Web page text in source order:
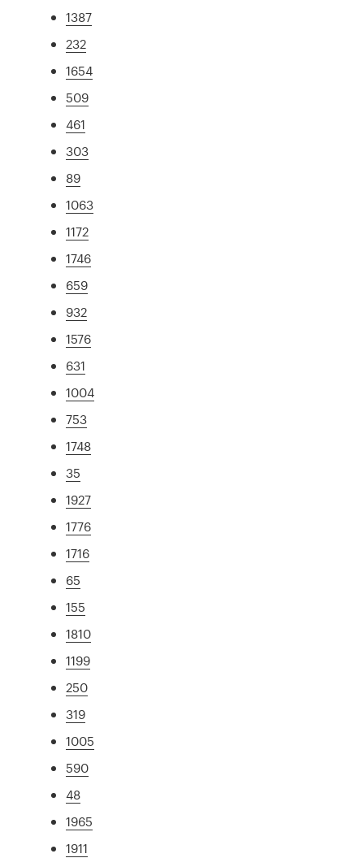
1387
232
1654
509
461
303
89
1063
1172
1746
659
932
1576
631
1004
753
1748
35
1927
1776
1716
65
155
1810
1199
250
319
1005
590
48
1965
1911